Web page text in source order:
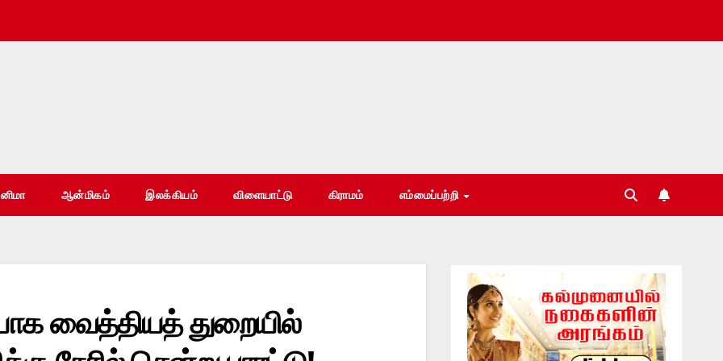
ஆன்மிகம் இலக்கியம் விளையாட்டு கிராமம் எம்மைப்பற்றி
வைத்தியத் துறையில்